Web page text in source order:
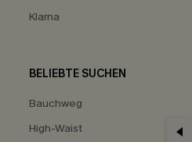
Klarna
BELIEBTE SUCHEN
Bauchweg
High-Waist